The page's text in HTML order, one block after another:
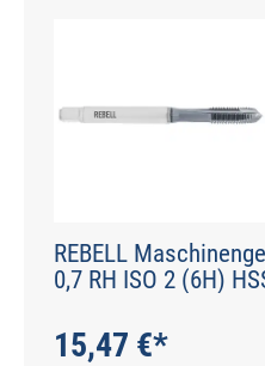
REBELL
0,7 RH ISO 2 (6H)
15,47 €*